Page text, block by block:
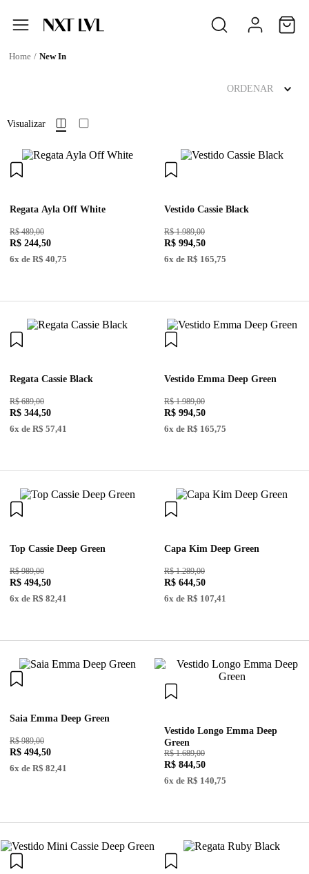
New In
ORDENAR
Visualizar
Regata Ayla Off White
R$ 489,00
R$ 244,50
6x de R$ 40,75
Vestido Cassie Black
R$ 1.989,00
R$ 994,50
6x de R$ 165,75
Regata Cassie Black
R$ 689,00
R$ 344,50
6x de R$ 57,41
Vestido Emma Deep Green
R$ 1.989,00
R$ 994,50
6x de R$ 165,75
Top Cassie Deep Green
R$ 989,00
R$ 494,50
6x de R$ 82,41
Capa Kim Deep Green
R$ 1.289,00
R$ 644,50
6x de R$ 107,41
Saia Emma Deep Green
R$ 989,00
R$ 494,50
6x de R$ 82,41
Vestido Longo Emma Deep
Green
R$ 1.689,00
R$ 844,50
6x de R$ 140,75